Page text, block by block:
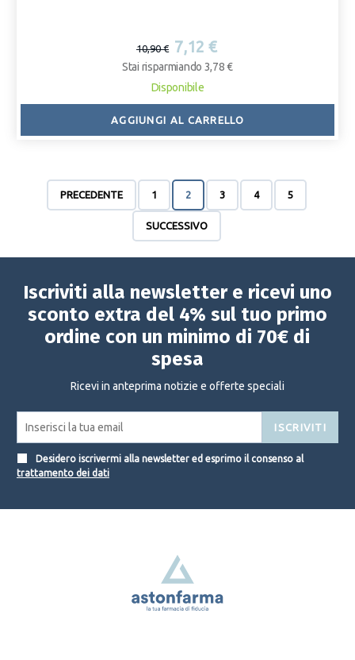
10,90 € 7,12 €
Stai risparmiando 3,78 €
Disponibile
AGGIUNGI AL CARRELLO
PRECEDENTE 1 2 3 4 5
SUCCESSIVO
Iscriviti alla newsletter e ricevi uno
sconto extra del 4% sul tuo primo
ordine con un minimo di 70€ di
spesa
Ricevi in anteprima notizie e offerte speciali
ISCRIVITI
Desidero iscrivermi alla newsletter ed esprimo il consenso al
trattamento dei dati